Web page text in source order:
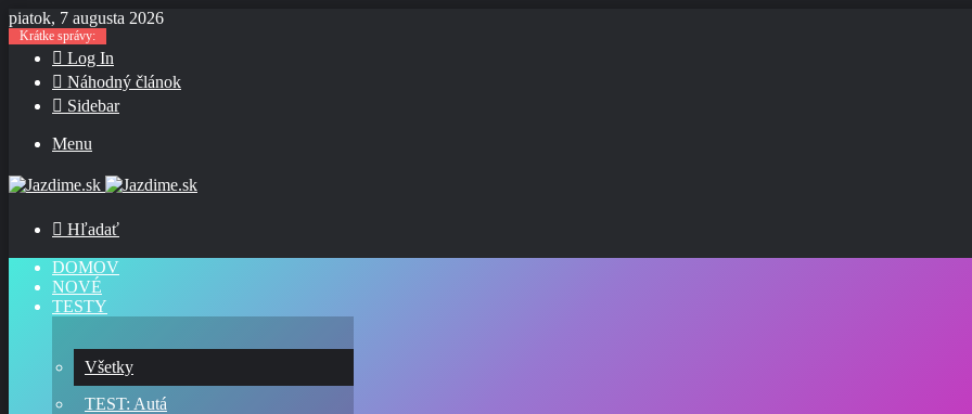
piatok, 7 augusta 2026
Krátke správy:
Log In
Náhodný článok
Sidebar
Menu
Hľadať
DOMOV
NOVÉ
TESTY
Všetky
TEST: Autá